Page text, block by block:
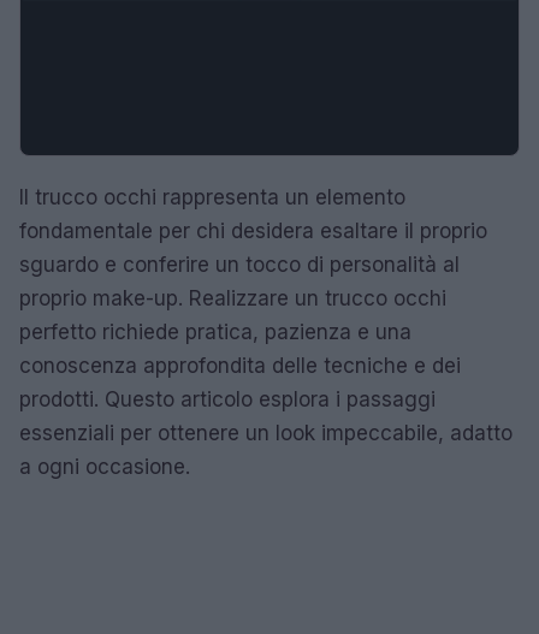
Il trucco occhi rappresenta un elemento
fondamentale per chi desidera esaltare il proprio
sguardo e conferire un tocco di personalità al
proprio make-up. Realizzare un trucco occhi
perfetto richiede pratica, pazienza e una
conoscenza approfondita delle tecniche e dei
prodotti. Questo articolo esplora i passaggi
essenziali per ottenere un look impeccabile, adatto
a ogni occasione.